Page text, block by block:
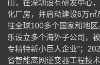
山，在深圳设有研发中心
化厂房，并启动建设6万㎡
往全球100多个国家和地
乐设立多个海外子公司，
专精特新小巨人企业”；
省智能离网逆变器工程技术